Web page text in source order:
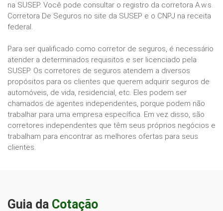
na SUSEP. Você pode consultar o registro da corretora A.w.s.
Corretora De Seguros no site da SUSEP e o CNPJ na receita
federal.
Para ser qualificado como corretor de seguros, é necessário
atender a determinados requisitos e ser licenciado pela
SUSEP. Os corretores de seguros atendem a diversos
propósitos para os clientes que querem adquirir seguros de
automóveis, de vida, residencial, etc. Eles podem ser
chamados de agentes independentes, porque podem não
trabalhar para uma empresa específica. Em vez disso, são
corretores independentes que têm seus próprios negócios e
trabalham para encontrar as melhores ofertas para seus
clientes.
Guia da Cotação